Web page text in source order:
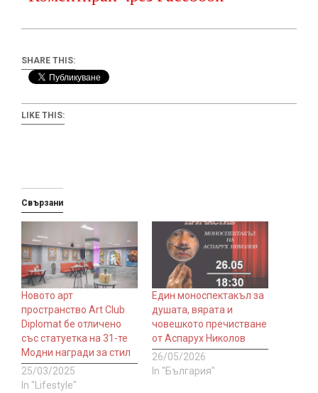
SHARE THIS:
LIKE THIS:
Свързани
Новото арт
пространство Art Club
Diplomat бе отличено
със статуетка на 31-те
Модни награди за стил
25/03/2025
In "Lifestyle"
Един моноспектакъл за
душата, вярата и
човешкото пречистване
от Аспарух Николов
26/05/2026
In "България"